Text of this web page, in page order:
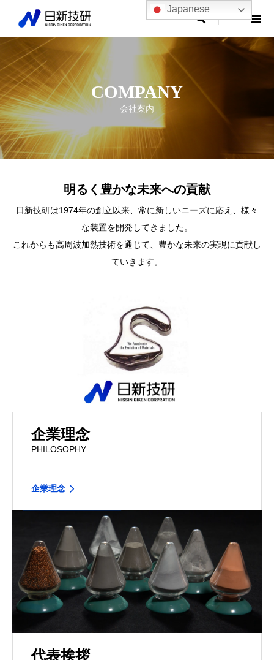

COMPANY 会社案内
COMPANY
会社案内
明るく豊かな未来への貢献
日新技研は1974年の創立以来、常に新しいニーズに応え、様々
な装置を開発してきました。
これからも高周波加熱技術を通じて、豊かな未来の実現に貢献し
ていきます。
企業理念
PHILOSOPHY
企業理念
代表挨拶
Japanese